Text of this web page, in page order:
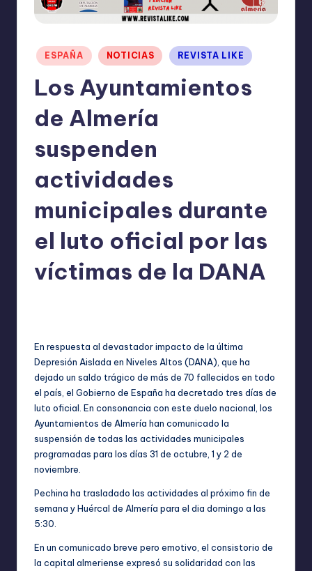
Publicado
en
ESPAÑA NOTICIAS REVISTA LIKE
Los Ayuntamientos
de Almería
suspenden
actividades
municipales durante
el luto oficial por las
víctimas de la DANA
En respuesta al devastador impacto de la última
Depresión Aislada en Niveles Altos (DANA), que ha
dejado un saldo trágico de más de 70 fallecidos en todo
el país, el Gobierno de España ha decretado tres días de
luto oficial. En consonancia con este duelo nacional, los
Ayuntamientos de Almería han comunicado la
suspensión de todas las actividades municipales
programadas para los días 31 de octubre, 1 y 2 de
noviembre.
Pechina ha trasladado las actividades al próximo fin de
semana y Huércal de Almería para el dia domingo a las
5:30.
En un comunicado breve pero emotivo, el consistorio de
la capital almeriense expresó su solidaridad con las